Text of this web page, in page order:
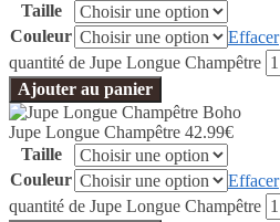
Taille
Couleur
Effacer
quantité de Jupe Longue Champêtre
Ajouter au panier
Jupe Longue Champêtre 42.99€
Taille
Couleur
Effacer
quantité de Jupe Longue Champêtre